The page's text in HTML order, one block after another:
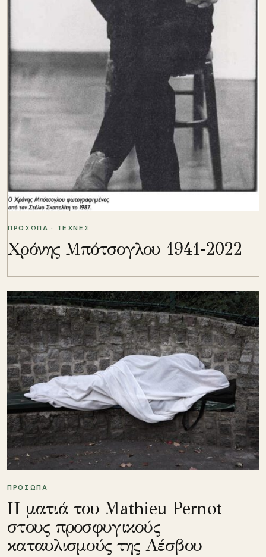
ΠΡΟΣΩΠΑ · ΤΕΧΝΕΣ
Χρόνης Μπότσογλου 1941-2022
ΠΡΟΣΩΠΑ
Η ματιά του Mathieu Pernot
στους προσφυγικούς
καταυλισμούς της Λέσβου